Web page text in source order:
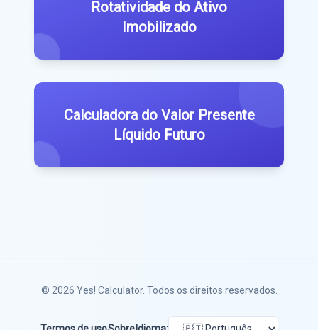
Rotatividade do Ativo
Imobilizado
Calculadora do Valor Presente
Líquido Futuro
© 2026 Yes! Calculator. Todos os direitos reservados.